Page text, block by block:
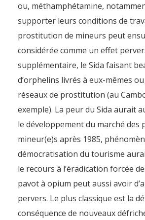
ou, méthamphétamine,
supporter leurs conditions de
prostitution de mineurs peut
considérée comme un effet
supplémentaire, le Sida faisant
d’orphelins livrés à eux-mêmes
réseaux de prostitution (au
exemple). La peur du Sida aurait
le développement du marché des
mineur(e)s après 1985,
démocratisation du tourisme
le recours à l’éradication forcée
pavot à opium peut aussi avoir
pervers. Le plus classique est la
conséquence de nouveaux